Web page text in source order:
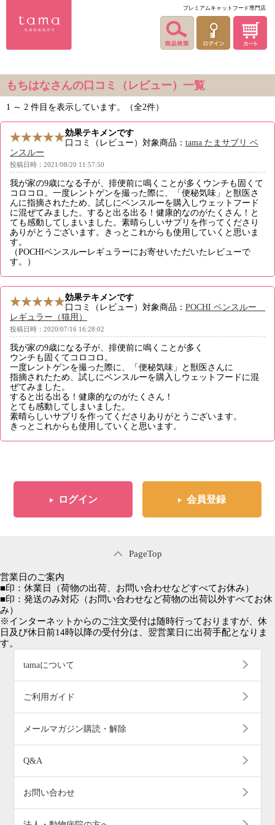
プレミアムキャットフード専門店
もちはなさんの口コミ（レビュー）一覧
1 ～ 2 件目を表示しています。（全2件）
効果テキメンです
口コミ（レビュー）対象商品： tama たまサプリ ベ
ンスルー
投稿日時：2021/08/20 11:57:50
我が家の9歳になる子が、排便前に鳴くことが多くウンチも固くて
コロコロ。一度レントゲンを撮った際に、「便秘気味」と獣医さ
んに指摘されたため、試しにベンスルーを購入しウェットフード
に混ぜてみました。すると出る出る！健康的なのがたくさん！と
ても感動してしまいました。素晴らしいサプリを作ってくださり
ありがとうございます。きっとこれからも使用していくと思いま
す。
（POCHIベンスルーレギュラーにお寄せいただいたレビューで
す。）
効果テキメンです
口コミ（レビュー）対象商品： POCHI ベンスルー
レギュラー（猫用）
投稿日時：2020/07/16 16:28:02
我が家の9歳になる子が、排便前に鳴くことが多く
ウンチも固くてコロコロ。
一度レントゲンを撮った際に、「便秘気味」と獣医さんに
指摘されたため、試しにベンスルーを購入しウェットフードに混
ぜてみました。
すると出る出る！健康的なのがたくさん！
とても感動してしまいました。
素晴らしいサプリを作ってくださりありがとうございます。
きっとこれからも使用していくと思います。
ログイン 会員登録
PageTop
営業日のご案内
■印：休業日
（荷物の出荷、お問い合わせなどすべてお休み）
■印：発送のみ対応 （お問い合わせなど荷物の出荷以外すべてお休
み）
※インターネットからのご注文受付は随時行っておりますが、休
日及び休日前14時以降の受付分は、翌営業日に出荷手配となりま
す。
tamaについて
ご利用ガイド
メールマガジン購読・解除
Q&A
お問い合わせ